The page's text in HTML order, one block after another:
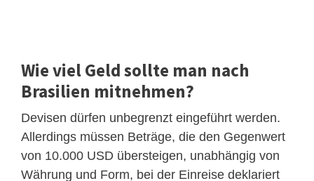
Wie viel Geld sollte man nach
Brasilien mitnehmen?
Devisen dürfen unbegrenzt eingeführt werden.
Allerdings müssen Beträge, die den Gegenwert
von 10.000 USD übersteigen, unabhängig von
Währung und Form, bei der Einreise deklariert